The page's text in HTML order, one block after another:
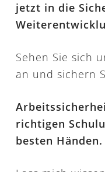
jetzt in die
Sehen Sie sich
an und sichern
richtigen
besten Händen.